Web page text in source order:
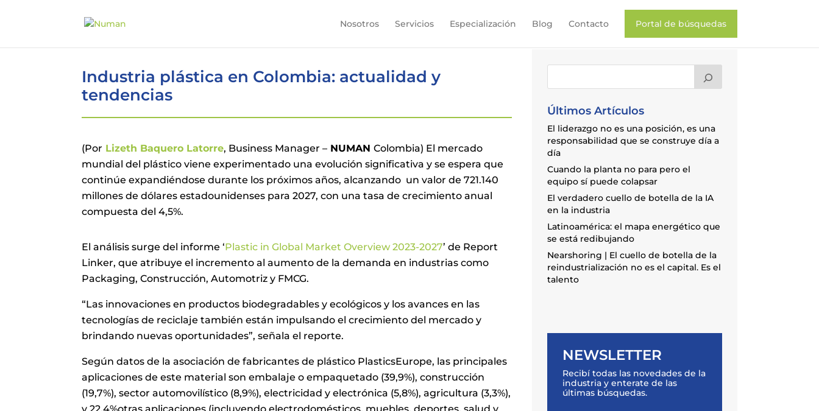
Nosotros Servicios Especialización Blog Contacto Portal de búsquedas
Industria plástica en Colombia: actualidad y
tendencias
(Por Lizeth Baquero Latorre, Business Manager – NUMANColombia) El mercado
mundial del plástico viene experimentado una evolución significativa y se espera que
continúe expandiéndose durante los próximos años, alcanzando un valor de 721.140
millones de dólares estadounidenses para 2027, con una tasa de crecimiento anual
compuesta del 4,5%.
El análisis surge del informe ‘Plastic in Global Market Overview 2023-2027’ de Report
Linker, que atribuye el incremento al aumento de la demanda en industrias como
Packaging, Construcción, Automotriz y FMCG.
“Las innovaciones en productos biodegradables y ecológicos y los avances en las
tecnologías de reciclaje también están impulsando el crecimiento del mercado y
brindando nuevas oportunidades”, señala el reporte.
Según datos de la asociación de fabricantes de plástico PlasticsEurope, las principales
aplicaciones de este material son embalaje o empaquetado (39,9%), construcción
(19,7%), sector automovilístico (8,9%), electricidad y electrónica (5,8%), agricultura (3,3%),
Últimos Artículos
El liderazgo no es una posición, es una
responsabilidad que se construye día a
día
Cuando la planta no para pero el
equipo sí puede colapsar
El verdadero cuello de botella de la IA
en la industria
Latinoamérica: el mapa energético que
se está redibujando
Nearshoring | El cuello de botella de la
reindustrialización no es el capital. Es el
talento
NEWSLETTER
Recibí todas las novedades de la
industria y enterate de las
últimas búsquedas.